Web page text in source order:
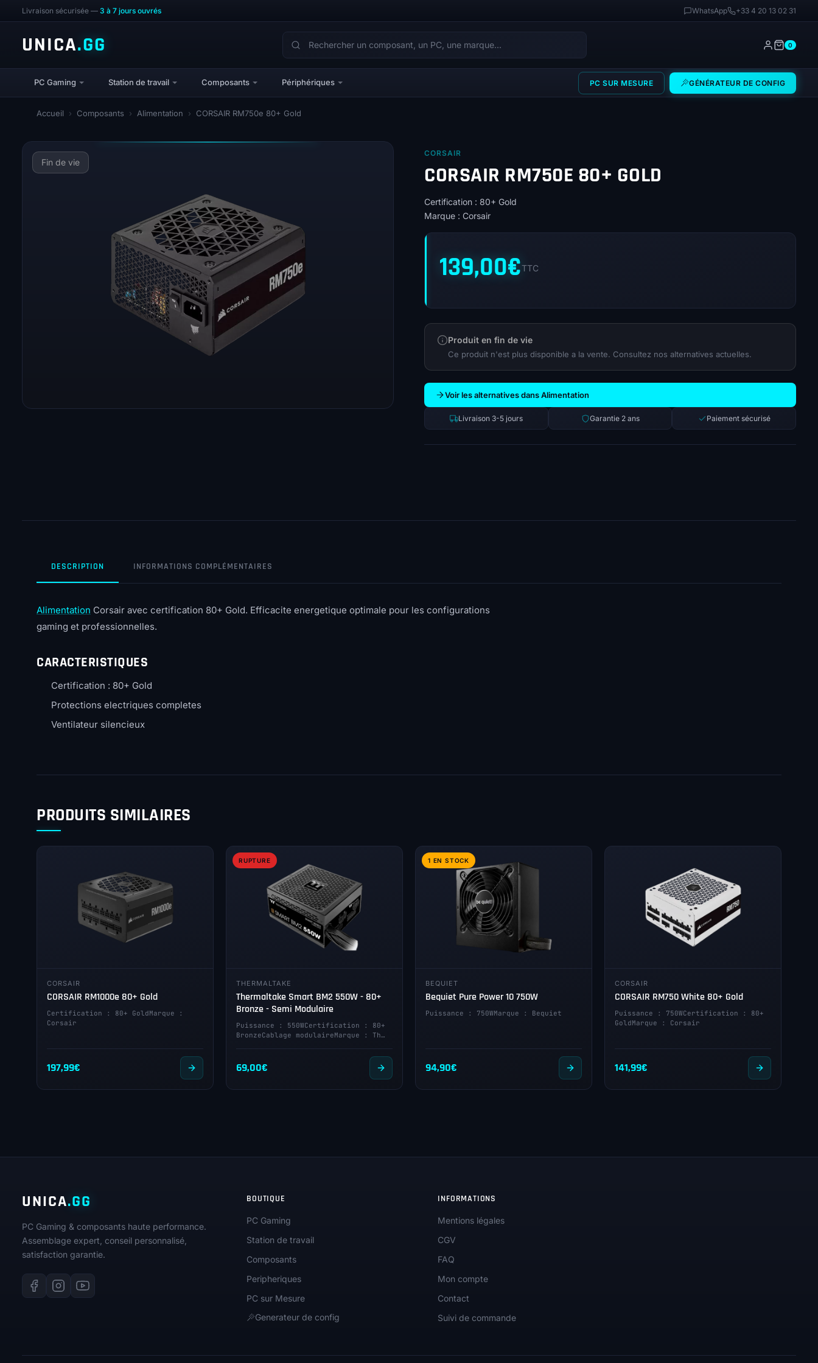
Livraison sécurisée — 3 à 7 jours ouvrés WhatsApp +33 4 20 13 02 31
UNICA.GG 0
PC Gaming Station de travail Composants Périphériques PC SUR MESURE GÉNÉRATEUR DE CONFIG
Accueil › Composants › Alimentation › CORSAIR RM750e 80+ Gold
Fin de vie
CORSAIR
CORSAIR RM750E 80+ GOLD
Certification : 80+ Gold
Marque : Corsair
139,00€TTC
Produit en fin de vie
Ce produit n'est plus disponible a la vente. Consultez nos alternatives actuelles.
Voir les alternatives dans Alimentation
Livraison 3-5 jours Garantie 2 ans Paiement sécurisé
DESCRIPTION INFORMATIONS COMPLÉMENTAIRES
Alimentation Corsair avec certification 80+ Gold. Efficacite energetique optimale pour les configurations
gaming et professionnelles.
CARACTERISTIQUES
Certification : 80+ Gold
Protections electriques completes
Ventilateur silencieux
PRODUITS SIMILAIRES
CORSAIR
CORSAIR RM1000e 80+ Gold
Certification : 80+ GoldMarque :
Corsair
197,99€
RUPTURE
THERMALTAKE
Thermaltake Smart BM2 550W - 80+
Bronze - Semi Modulaire
Puissance : 550WCertification : 80+
BronzeCablage modulaireMarque : Th…
69,00€
1 EN STOCK
BEQUIET
Bequiet Pure Power 10 750W
Puissance : 750WMarque : Bequiet
94,90€
CORSAIR
CORSAIR RM750 White 80+ Gold
Puissance : 750WCertification : 80+
GoldMarque : Corsair
141,99€
UNICA.GG
PC Gaming & composants haute performance.
Assemblage expert, conseil personnalisé,
satisfaction garantie.
BOUTIQUE
PC Gaming
Station de travail
Composants
Peripheriques
PC sur Mesure
Generateur de config
INFORMATIONS
Mentions légales
CGV
FAQ
Mon compte
Contact
Suivi de commande